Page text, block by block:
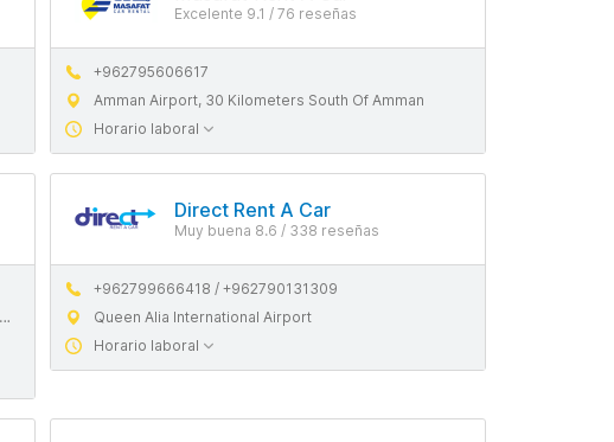
Excelente 9.1 / 76 reseñas
+962795606617
Amman Airport, 30 Kilometers South Of Amman
Horario laboral
Direct Rent A Car
Muy buena 8.6 / 338 reseñas
+962799666418 / +962790131309
Queen Alia International Airport
Horario laboral